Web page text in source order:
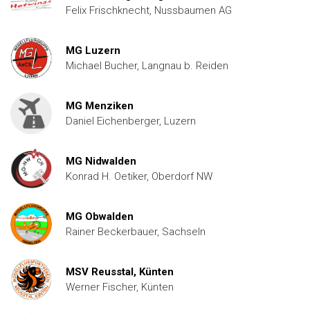
Felix Frischknecht, Nussbaumen AG
MG Luzern
Michael Bucher, Langnau b. Reiden
MG Menziken
Daniel Eichenberger, Luzern
MG Nidwalden
Konrad H. Oetiker, Oberdorf NW
MG Obwalden
Rainer Beckerbauer, Sachseln
MSV Reusstal, Künten
Werner Fischer, Künten